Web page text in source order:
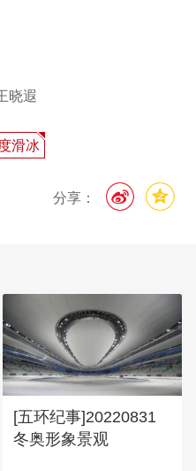
晓遐
滑冰
分享：
[五环纪事]20220831
冬奥形象景观